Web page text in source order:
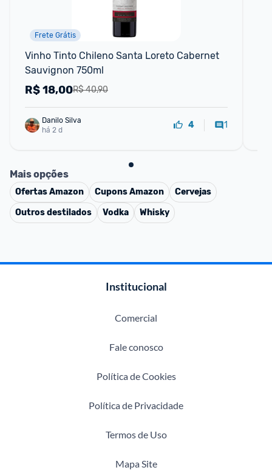
Frete Grátis
Vinho Tinto Chileno Santa Loreto Cabernet
Sauvignon 750ml
R$ 40,90
R$18,00
Danilo Silva
há 2 d
4 1
Mais opções
OfertasAmazon CuponsAmazon
Cervejas
Outros destilados
Vodka Whisky
Institucional
Comercial
Fale conosco
Política de Cookies
Política de Privacidade
Termos de Uso
Mapa Site